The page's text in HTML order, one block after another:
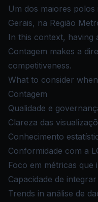
Um dos maiores
Gerais, na Região
In this context, having
Contagem makes a
competitiveness.
What to consider
Contagem
Qualidade e
Clareza das
Conhecimento
Conformidade com a
Foco em métricas
Capacidade de
Trends in análise de